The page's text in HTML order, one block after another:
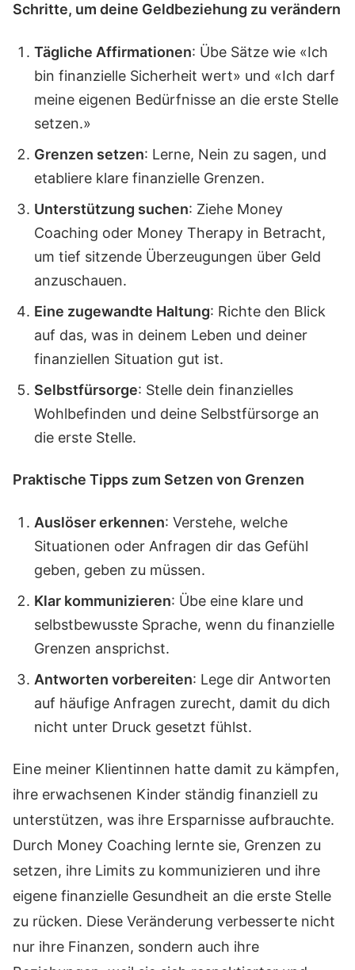
Schritte, um deine Geldbeziehung zu verändern
Tägliche Affirmationen: Übe Sätze wie «Ich
bin finanzielle Sicherheit wert» und «Ich darf
meine eigenen Bedürfnisse an die erste Stelle
setzen.»
Grenzen setzen: Lerne, Nein zu sagen, und
etabliere klare finanzielle Grenzen.
Unterstützung suchen: Ziehe Money
Coaching oder Money Therapy in Betracht,
um tief sitzende Überzeugungen über Geld
anzuschauen.
Eine zugewandte Haltung: Richte den Blick
auf das, was in deinem Leben und deiner
finanziellen Situation gut ist.
Selbstfürsorge: Stelle dein finanzielles
Wohlbefinden und deine Selbstfürsorge an
die erste Stelle.
Praktische Tipps zum Setzen von Grenzen
Auslöser erkennen: Verstehe, welche
Situationen oder Anfragen dir das Gefühl
geben, geben zu müssen.
Klar kommunizieren: Übe eine klare und
selbstbewusste Sprache, wenn du finanzielle
Grenzen ansprichst.
Antworten vorbereiten: Lege dir Antworten
auf häufige Anfragen zurecht, damit du dich
nicht unter Druck gesetzt fühlst.
Eine meiner Klientinnen hatte damit zu kämpfen,
ihre erwachsenen Kinder ständig finanziell zu
unterstützen, was ihre Ersparnisse aufbrauchte.
Durch Money Coaching lernte sie, Grenzen zu
setzen, ihre Limits zu kommunizieren und ihre
eigene finanzielle Gesundheit an die erste Stelle
zu rücken. Diese Veränderung verbesserte nicht
nur ihre Finanzen, sondern auch ihre